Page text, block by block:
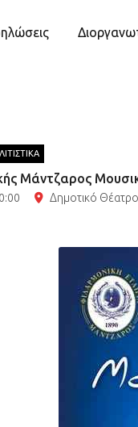
Μάντζαρος
Δημοτικό